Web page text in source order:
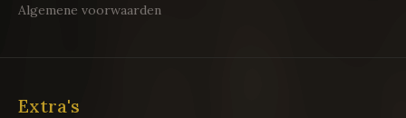
Algemene voorwaarden
Extra's